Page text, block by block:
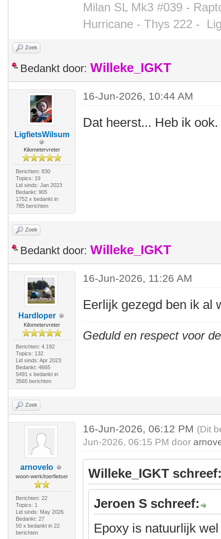
Milan SL Mk3 #039 -
Hurricane - Thys 222 -
Zoek
Bedankt door: Willeke_IGKT
LigfietsWilsum
Kilometervreter
Berichten: 830
Topics: 19
Lid sinds: Jan 2023
Bedankt: 905
1752 x bedankt in
785 berichten
16-Jun-2026, 10:44 AM
Dat heerst... Heb ik ook.
Zoek
Bedankt door: Willeke_IGKT
Hardloper
Kilometervreter
Berichten: 4.192
Topics: 132
Lid sinds: Apr 2023
Bedankt: 4665
5491 x bedankt in
3565 berichten
16-Jun-2026, 11:26 AM
Eerlijk gezegd ben ik al
Geduld en respect voor
Zoek
arnovelo
woon-werk/toerfietser
Berichten: 22
Topics: 1
Lid sinds: May 2026
Bedankt: 27
50 x bedankt in 22
berichten
16-Jun-2026, 06:12 PM (Dit
Jun-2026, 06:15 PM door
Willeke_IGKT
Jeroen S schreef:
Epoxy is natuurlijk